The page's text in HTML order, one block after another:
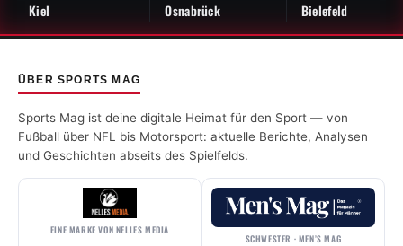
Kiel Osnabrück Bielefeld
ÜBER SPORTS MAG
Sports Mag ist deine digitale Heimat für den Sport — von
Fußball über NFL bis Motorsport: aktuelle Berichte, Analysen
und Geschichten abseits des Spielfelds.
EINE MARKE VON NELLES MEDIA
SCHWESTER · MEN’S MAG